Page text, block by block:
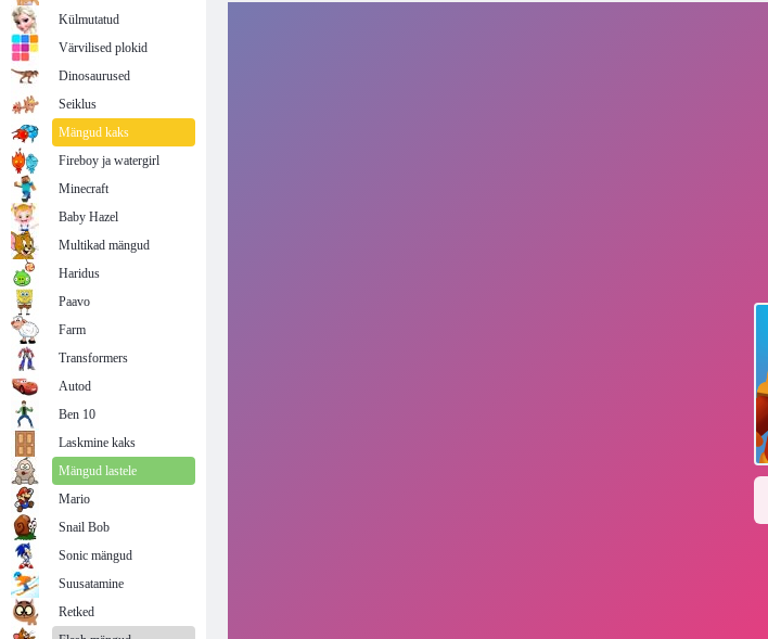
Külmutatud
Värvilised plokid
Dinosaurused
Seiklus
Mängud kaks
Fireboy ja watergirl
Minecraft
Baby Hazel
Multikad mängud
Haridus
Paavo
Farm
Transformers
Autod
Ben 10
Laskmine kaks
Mängud lastele
Mario
Snail Bob
Sonic mängud
Suusatamine
Retked